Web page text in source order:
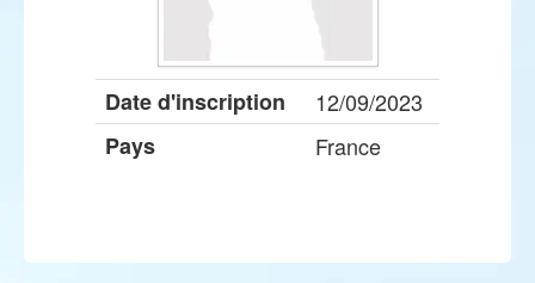
Date d'inscription
12/09/2023
Pays
France